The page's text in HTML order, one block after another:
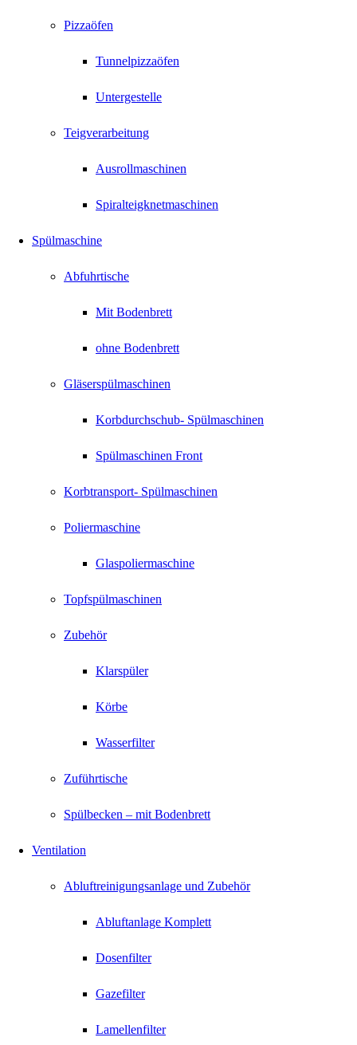
Pizzaöfen
Tunnelpizzaöfen
Untergestelle
Teigverarbeitung
Ausrollmaschinen
Spiralteigknetmaschinen
Spülmaschine
Abfuhrtische
Mit Bodenbrett
ohne Bodenbrett
Gläserspülmaschinen
Korbdurchschub- Spülmaschinen
Spülmaschinen Front
Korbtransport- Spülmaschinen
Poliermaschine
Glaspoliermaschine
Topfspülmaschinen
Zubehör
Klarspüler
Körbe
Wasserfilter
Zuführtische
Spülbecken – mit Bodenbrett
Ventilation
Abluftreinigungsanlage und Zubehör
Abluftanlage Komplett
Dosenfilter
Gazefilter
Lamellenfilter